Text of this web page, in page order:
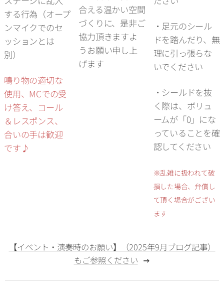
する行為（オープ
ンマイクでのセ
ッションとは
別）
鳴り物の適切な
使用、MCでの受
け答え、コール
＆レスポンス、
合いの手は歓迎
です♪
合える温かい空間
づくりに、是非ご
協力頂きますよ
うお願い申し上
げます
・足元のシール
ドを踏んだり、無
理に引っ張らな
いでください
・シールドを抜
く際は、ボリュ
ームが「0」にな
っていることを確
認してください
※乱雑に扱われて破
損した場合、弁償し
て頂く場合がござい
ます
【イベント・演奏時のお願い】（2025年9月ブログ記事）
もご参照ください